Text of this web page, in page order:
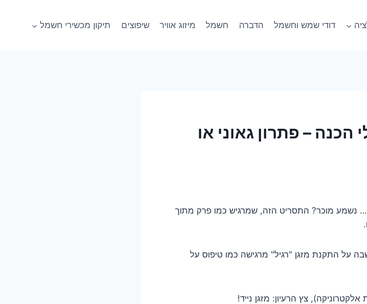
דודי שמש וחשמל הדברה חשמל מיזוג אוויר שיפוצים תיקון מכשירי חשמל
הכנה – פתרון גאוני או
נשמע מוכר? התסריט הזה, שמרגיש כמו פרק מתוך
על התקנת מזגן "רגיל" מרגישה כמו טיפוס על
צץ הרעיון: מזגן נייד!